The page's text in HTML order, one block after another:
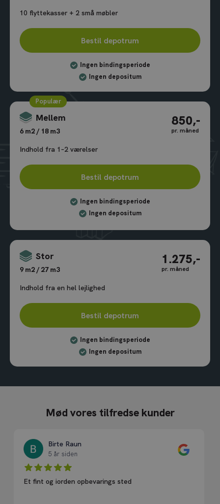
10 flyttekasser + 2 små møbler
Bestil depotrum
Ingen bindingsperiode
Ingen depositum
Mellem
6 m2 / 18 m3
850,-
pr. måned
Indhold fra 1–2 værelser
Bestil depotrum
Ingen bindingsperiode
Ingen depositum
Populær
Stor
9 m2 / 27 m3
1.275,-
pr. måned
Indhold fra en hel lejlighed
Bestil depotrum
Ingen bindingsperiode
Ingen depositum
Mød vores tilfredse kunder
Birte Raun
5 år siden
Et fint og iorden opbevarings sted